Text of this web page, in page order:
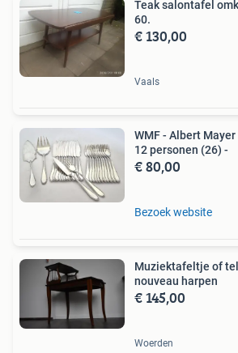
Teak salontafel
60.
€ 130,00
Vaals
WMF - Albert
12 personen (26) -
€ 80,00
Bezoek website
Muziektafeltje of
nouveau harpen
€ 145,00
Woerden